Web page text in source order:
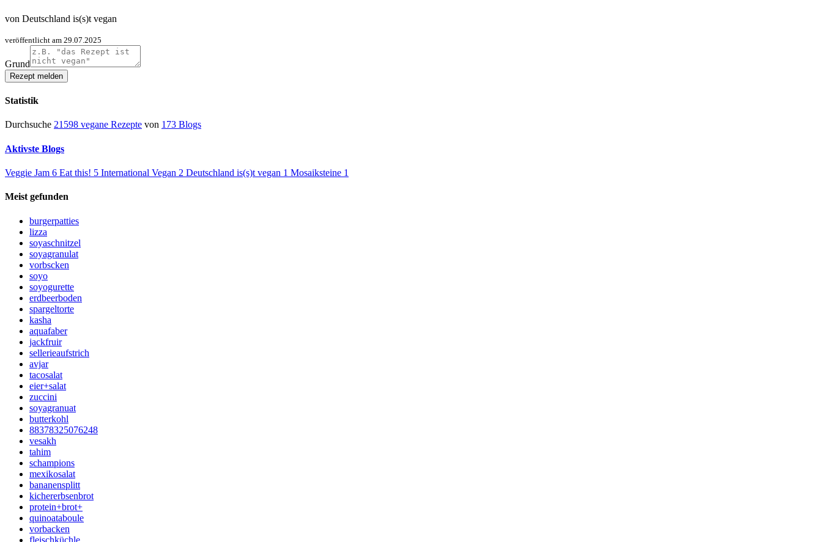
von Deutschland is(s)t vegan
veröffentlicht am 29.07.2025
Grund
Statistik
Durchsuche 21598 vegane Rezepte von 173 Blogs
Aktivste Blogs
Veggie Jam 6 Eat this! 5 International Vegan 2 Deutschland is(s)t vegan 1 Mosaiksteine 1
Meist gefunden
burgerpatties
lizza
soyaschnitzel
soyagranulat
vorbscken
soyo
soyogurette
erdbeerboden
spargeltorte
kasha
aquafaber
jackfruir
sellerieaufstrich
avjar
tacosalat
eier+salat
zuccini
soyagranuat
butterkohl
88378325076248
vesakh
tahim
schampions
mexikosalat
bananensplitt
kichererbsenbrot
protein+brot+
quinoataboule
vorbacken
fleischküchle